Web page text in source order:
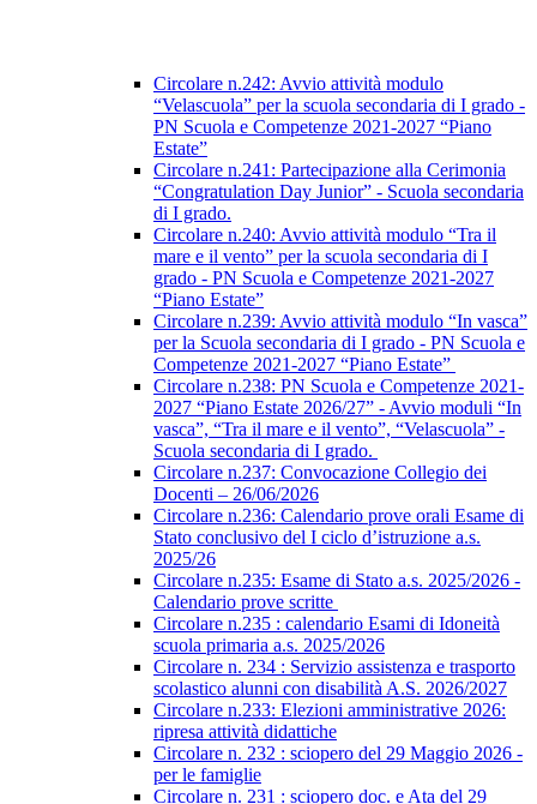
Circolare n.242: Avvio attività modulo
“Velascuola” per la scuola secondaria di I grado -
PN Scuola e Competenze 2021-2027 “Piano
Estate”
Circolare n.241: Partecipazione alla Cerimonia
“Congratulation Day Junior” - Scuola secondaria
di I grado.
Circolare n.240: Avvio attività modulo “Tra il
mare e il vento” per la scuola secondaria di I
grado - PN Scuola e Competenze 2021-2027
“Piano Estate”
Circolare n.239: Avvio attività modulo “In vasca”
per la Scuola secondaria di I grado - PN Scuola e
Competenze 2021-2027 “Piano Estate”
Circolare n.238: PN Scuola e Competenze 2021-
2027 “Piano Estate 2026/27” - Avvio moduli “In
vasca”, “Tra il mare e il vento”, “Velascuola” -
Scuola secondaria di I grado.
Circolare n.237: Convocazione Collegio dei
Docenti – 26/06/2026
Circolare n.236: Calendario prove orali Esame di
Stato conclusivo del I ciclo d’istruzione a.s.
2025/26
Circolare n.235: Esame di Stato a.s. 2025/2026 -
Calendario prove scritte
Circolare n.235 : calendario Esami di Idoneità
scuola primaria a.s. 2025/2026
Circolare n. 234 : Servizio assistenza e trasporto
scolastico alunni con disabilità A.S. 2026/2027
Circolare n.233: Elezioni amministrative 2026:
ripresa attività didattiche
Circolare n. 232 : sciopero del 29 Maggio 2026 -
per le famiglie
Circolare n. 231 : sciopero doc. e Ata del 29